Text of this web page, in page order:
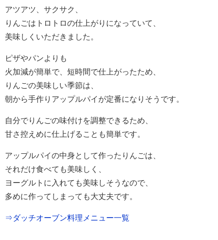
アツアツ、サクサク、
りんごはトロトロの仕上がりになっていて、
美味しくいただきました。
ピザやパンよりも
火加減が簡単で、短時間で仕上がったため、
りんごの美味しい季節は、
朝から手作りアップルパイが定番になりそうです。
自分でりんごの味付けを調整できるため、
甘さ控えめに仕上げることも簡単です。
アップルパイの中身として作ったりんごは、
それだけ食べても美味しく、
ヨーグルトに入れても美味しそうなので、
多めに作ってしまっても大丈夫です。
⇒ダッチオーブン料理メニュー一覧